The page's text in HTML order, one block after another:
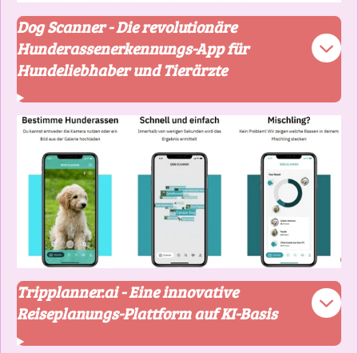
Dog Scanner - Die revolutionäre
Hunderassenerkennungs-App für
Hundeliebhaber und Tierärzte
Tripplanner.ai - Eine innovative
Reiseplanungs-Plattform auf KI-Basis